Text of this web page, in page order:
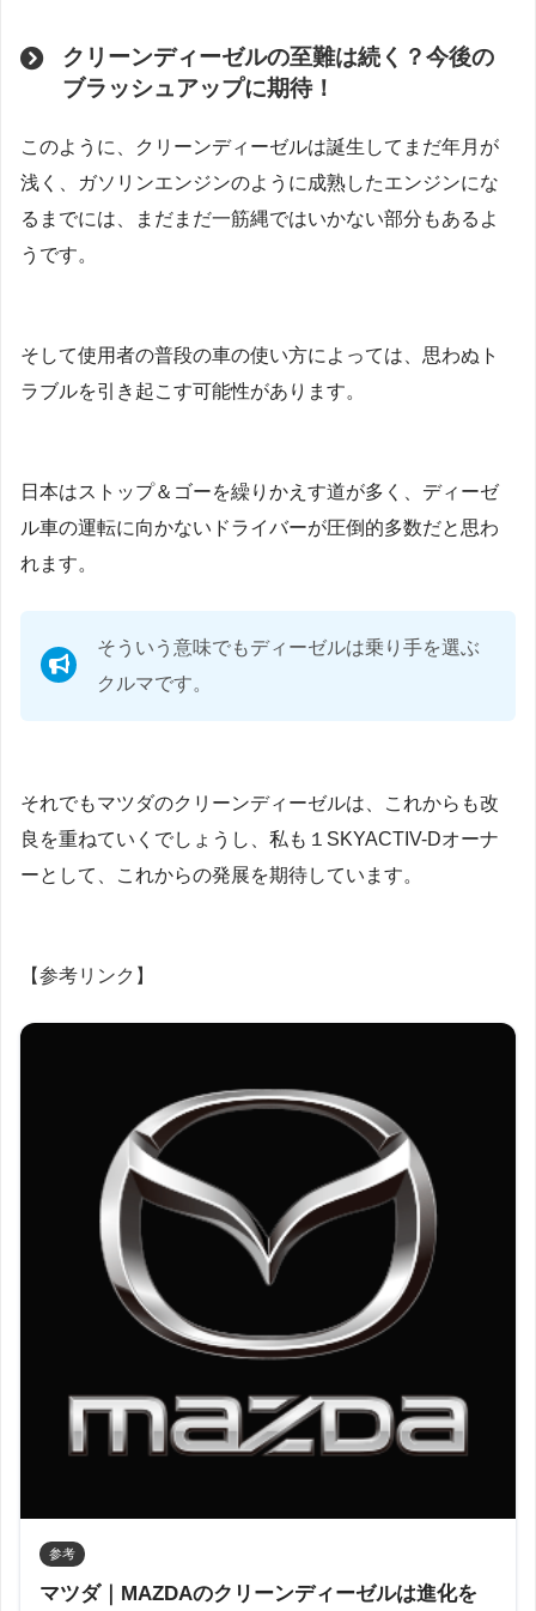
クリーンディーゼルの至難は続く？今後の
ブラッシュアップに期待！
このように、クリーンディーゼルは誕生してまだ年月が
浅く、ガソリンエンジンのように成熟したエンジンにな
るまでには、まだまだ一筋縄ではいかない部分もあるよ
うです。
そして使用者の普段の車の使い方によっては、思わぬト
ラブルを引き起こす可能性があります。
日本はストップ＆ゴーを繰りかえす道が多く、ディーゼ
ル車の運転に向かないドライバーが圧倒的多数だと思わ
れます。
そういう意味でもディーゼルは乗り手を選ぶ
クルマです。
それでもマツダのクリーンディーゼルは、これからも改
良を重ねていくでしょうし、私も１SKYACTIV-Dオーナ
ーとして、これからの発展を期待しています。
【参考リンク】
参考
マツダ｜MAZDAのクリーンディーゼルは進化を